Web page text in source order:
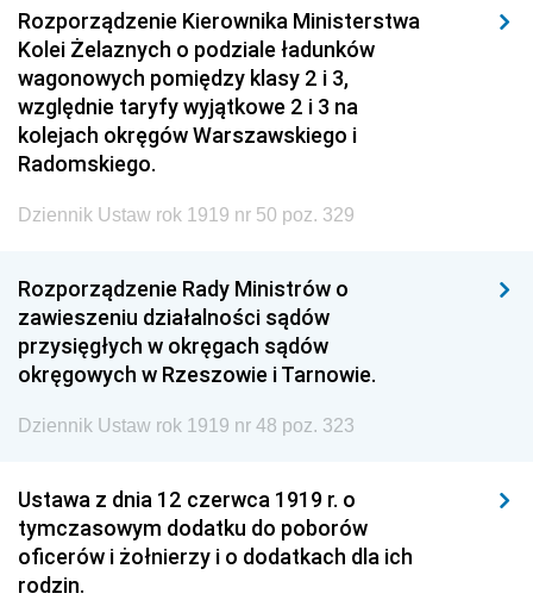
Rozporządzenie Kierownika Ministerstwa
Kolei Żelaznych o podziale ładunków
wagonowych pomiędzy klasy 2 i 3,
względnie taryfy wyjątkowe 2 i 3 na
kolejach okręgów Warszawskiego i
Radomskiego.
Dziennik Ustaw rok 1919 nr 50 poz. 329
Rozporządzenie Rady Ministrów o
zawieszeniu działalności sądów
przysięgłych w okręgach sądów
okręgowych w Rzeszowie i Tarnowie.
Dziennik Ustaw rok 1919 nr 48 poz. 323
Ustawa z dnia 12 czerwca 1919 r. o
tymczasowym dodatku do poborów
oficerów i żołnierzy i o dodatkach dla ich
rodzin.